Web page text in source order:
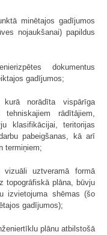
minētajos gadījumos
nojaukšanai) papildus
dokumentus
gadījumos;
kurā norādīta vispārīga
rādītājiem,
klasifikācijai, teritorijas
pabeigšanas, kā arī
termiņiem;
vizuāli uztveramā formā
topogrāfiskā plāna, būvju
izvietojuma shēmas (šo
gadījumos);
plānu atbilstošā